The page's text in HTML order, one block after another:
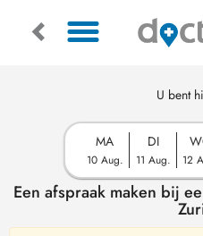
U bent
MA
10 Aug.
DI
11 Aug. 12
Een afspraak maken bij